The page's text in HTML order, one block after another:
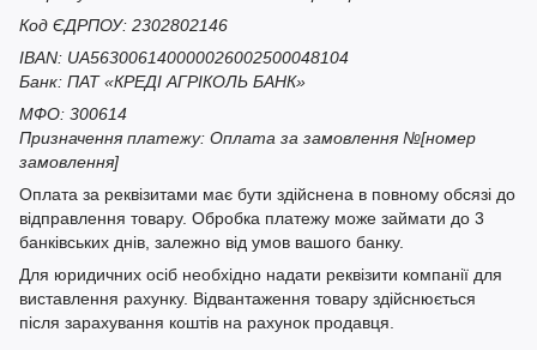
Код ЄДРПОУ: 2302802146
IBAN: UA563006140000026002500048104
Банк: ПАТ «КРЕДІ АГРІКОЛЬ БАНК»
МФО: 300614
Призначення платежу: Оплата за замовлення №[номер
замовлення]
Оплата за реквізитами має бути здійснена в повному обсязі до
відправлення товару. Обробка платежу може займати до 3
банківських днів, залежно від умов вашого банку.
Для юридичних осіб необхідно надати реквізити компанії для
виставлення рахунку. Відвантаження товару здійснюється
після зарахування коштів на рахунок продавця.